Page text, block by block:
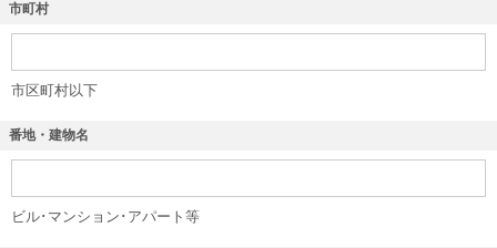
市町村
市区町村以下
番地・建物名
ビル･マンション･アパート等